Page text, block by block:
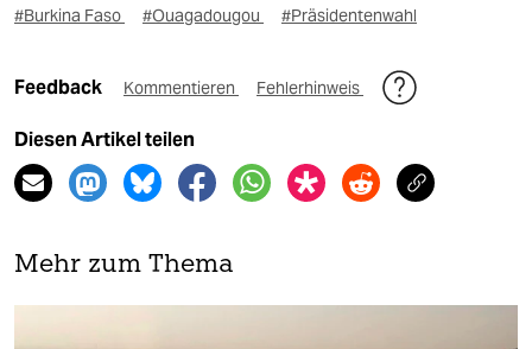
#Burkina Faso #Ouagadougou #Präsidentenwahl
Feedback Kommentieren Fehlerhinweis
Diesen Artikel teilen
Mehr zum Thema